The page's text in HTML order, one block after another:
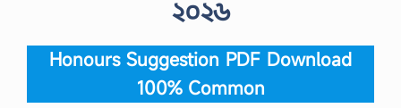
২০২৬
Honours Suggestion PDF Download
100% Common